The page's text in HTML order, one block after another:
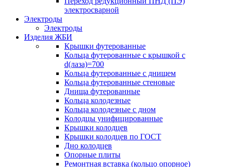
электросварной
Электроды
Электроды
Изделия ЖБИ
Крышки футерованные
Кольца футерованные с крышкой с
d(лаза)=700
Кольца футерованные с днищем
Кольца футерованные стеновые
Днища футерованные
Кольца колодезные
Кольца колодезные с дном
Колодцы унифицированные
Крышки колодцев
Крышки колодцев по ГОСТ
Дно колодцев
Опорные плиты
Ремонтная вставка (кольцо опорное)